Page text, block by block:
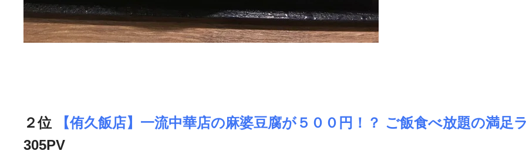
２位
【侑久飯店】一流中華店の麻婆豆腐が５００円！？ ご飯食べ放題の満
305PV